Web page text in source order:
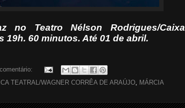
no Teatro Nélson Rodrigues/Caixa
19h. 60 minutos. Até 01 de abril.
TEATRAL/WAGNER CORRÊA DE ARAÚJO MÁRCIA